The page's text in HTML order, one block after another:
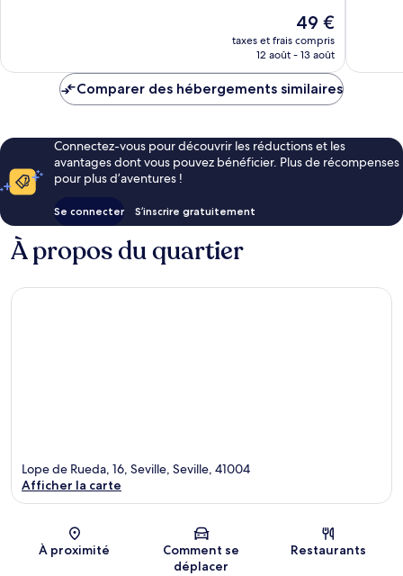
Le
nouveau
prix
de
49 €
taxes et frais compris
12 août - 13 août
Comparer des hébergements similaires
Connectez-vous pour découvrir les réductions et les
avantages dont vous pouvez bénéficier. Plus de récompenses
pour plus d’aventures !
Se connecter S’inscrire gratuitement
À propos du quartier
Carte
Lope de Rueda, 16, Seville, Seville, 41004
Afficher la carte
À proximité
Comment se
déplacer
Restaurants